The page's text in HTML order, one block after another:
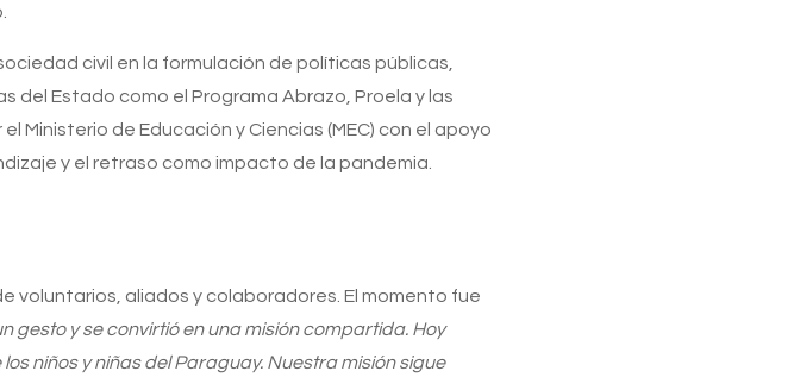
civil en la formulación de políticas públicas,
del Estado como el Programa Abrazo, Proela y las
Ministerio de Educación y Ciencias (MEC) con el apoyo
y el retraso como impacto de la pandemia.
voluntarios, aliados y colaboradores. El momento fue
gesto y se convirtió en una misión compartida. Hoy
niños y niñas del Paraguay. Nuestra misión sigue